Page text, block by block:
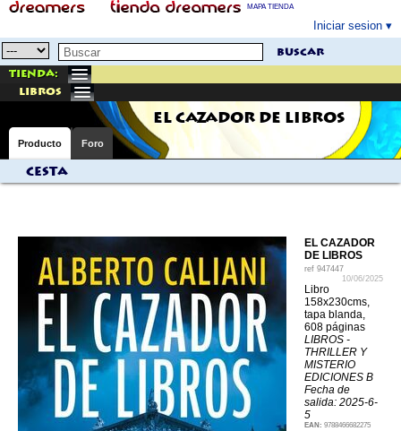
MAPA TIENDA
Iniciar sesion
buscar
Tienda:
libros
EL CAZADOR DE LIBROS
Producto Foro
Cesta
EL CAZADOR
DE LIBROS
ref 947447
10/06/2025
Libro
158x230cms,
tapa blanda,
608 páginas
LIBROS -
THRILLER Y
MISTERIO
EDICIONES B
Fecha de
salida: 2025-6-
5
EAN: 9788466682275